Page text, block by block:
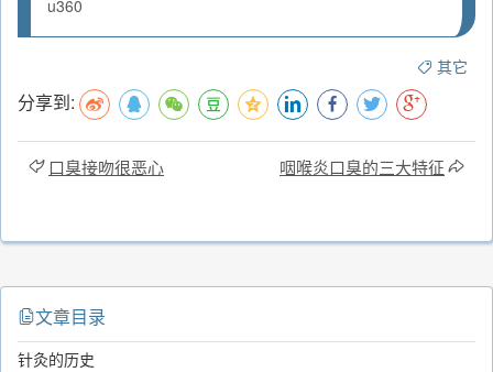
u360
其它
分享到:
口臭接吻很恶心 咽喉炎口臭的三大特征
文章目录
针灸的历史